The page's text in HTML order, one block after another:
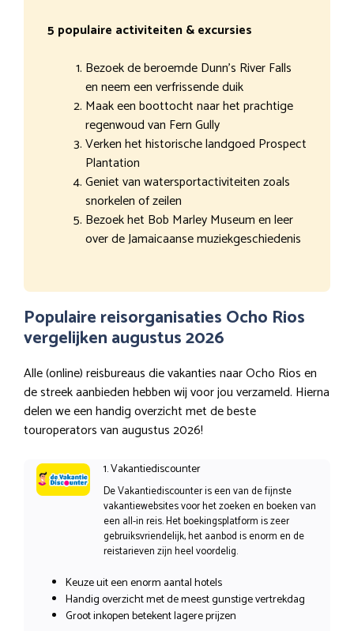
5 populaire activiteiten & excursies
Bezoek de beroemde Dunn’s River Falls
en neem een verfrissende duik
Maak een boottocht naar het prachtige
regenwoud van Fern Gully
Verken het historische landgoed Prospect
Plantation
Geniet van watersportactiviteiten zoals
snorkelen of zeilen
Bezoek het Bob Marley Museum en leer
over de Jamaicaanse muziekgeschiedenis
Populaire reisorganisaties Ocho Rios
vergelijken augustus 2026
Alle (online) reisbureaus die vakanties naar Ocho Rios en
de streek aanbieden hebben wij voor jou verzameld. Hierna
delen we een handig overzicht met de beste
touroperators van augustus 2026!
1. Vakantiediscounter
De Vakantiediscounter is een van de fijnste
vakantiewebsites voor het zoeken en boeken van
een all-in reis. Het boekingsplatform is zeer
gebruiksvriendelijk, het aanbod is enorm en de
reistarieven zijn heel voordelig.
Keuze uit een enorm aantal hotels
Handig overzicht met de meest gunstige vertrekdag
Groot inkopen betekent lagere prijzen